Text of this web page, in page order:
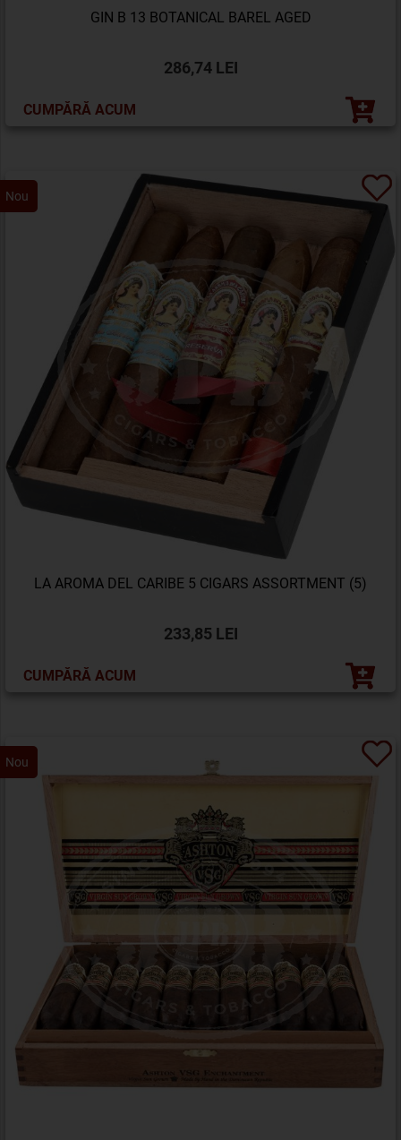
GIN B 13 BOTANICAL BAREL AGED
286,74 LEI
CUMPĂRĂ ACUM
Nou
LA AROMA DEL CARIBE 5 CIGARS ASSORTMENT (5)
233,85 LEI
CUMPĂRĂ ACUM
Nou